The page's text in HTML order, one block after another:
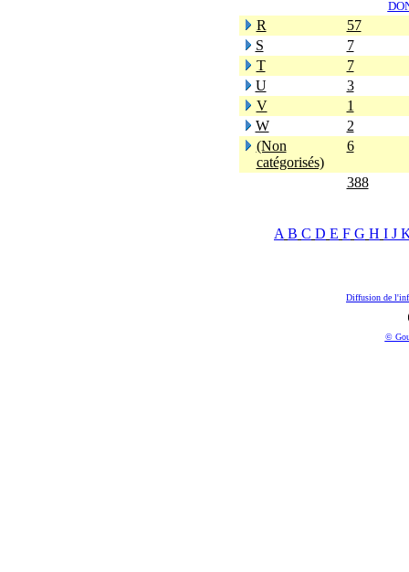
R
57
S
7
T
7
U
3
V
1
W
2
(Non
catégorisés)
6
388
A B C D E F G H I J
Diffusion de
©